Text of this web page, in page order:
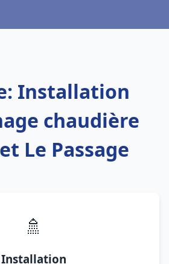
Installation
chaudière
Le Passage
🚿
Installation